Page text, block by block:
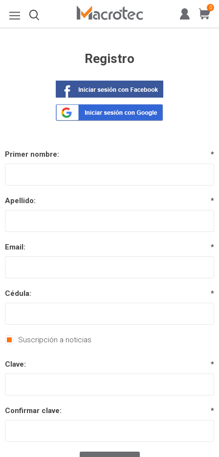
0
Registro
Primer nombre: *
Apellido: *
Email: *
Cédula: *
Suscripción a noticias
Clave: *
Confirmar clave: *